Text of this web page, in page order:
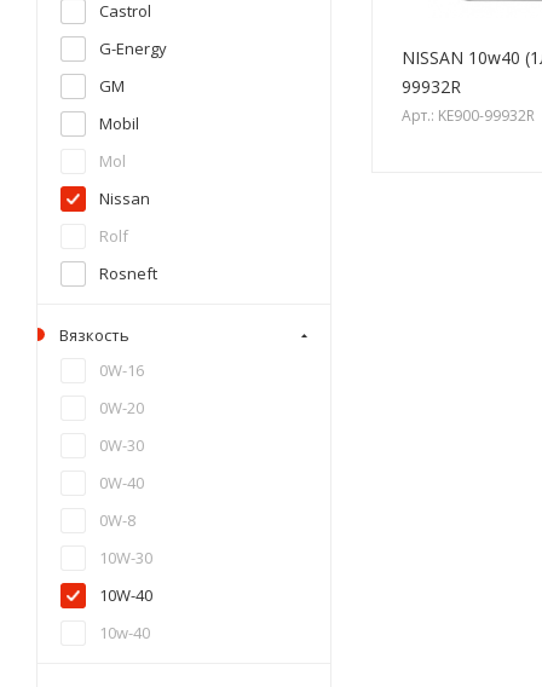
NISSAN 10w40
99932R
Арт.: KE900-99932R
Castrol
G-Energy
GM
Mobil
Mol
Nissan
Rolf
Rosneft
Taif
Вязкость
0W-16
0W-20
0W-30
0W-40
0W-8
10W-30
10W-40
10w-40